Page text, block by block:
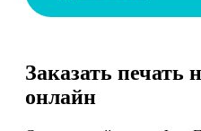
Заказать печать
онлайн